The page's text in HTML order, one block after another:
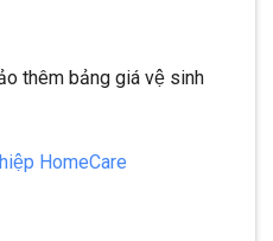
thêm bảng giá vệ sinh
HomeCare